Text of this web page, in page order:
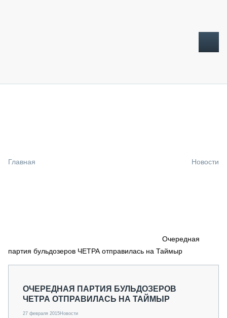
СПЕЦПРОЕКТЫ
О ПРОЕКТЕ
Главная Новости
Очередная
партия бульдозеров ЧЕТРА отправилась на Таймыр
ОЧЕРЕДНАЯ ПАРТИЯ БУЛЬДОЗЕРОВ
ЧЕТРА ОТПРАВИЛАСЬ НА ТАЙМЫР
27 февраля 2015Новости